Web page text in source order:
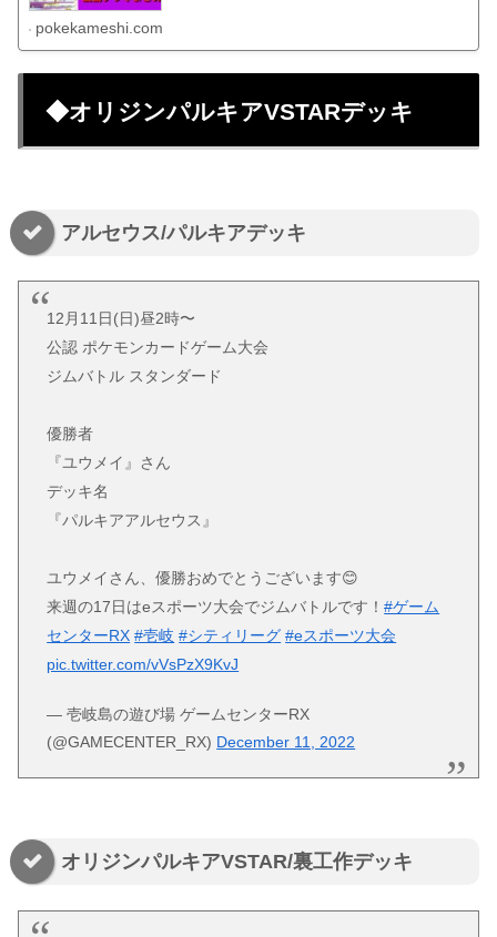
pokekameshi.com
◆オリジンパルキアVSTARデッキ
アルセウス/パルキアデッキ
12月11日(日)昼2時〜
公認 ポケモンカードゲーム大会
ジムバトル スタンダード
優勝者
『ユウメイ』さん
デッキ名
『パルキアアルセウス』
ユウメイさん、優勝おめでとうございます😊
来週の17日はeスポーツ大会でジムバトルです！#ゲーム
センターRX #壱岐 #シティリーグ #eスポーツ大会
pic.twitter.com/vVsPzX9KvJ
— 壱岐島の遊び場 ゲームセンターRX
(@GAMECENTER_RX) December 11, 2022
オリジンパルキアVSTAR/裏工作デッキ